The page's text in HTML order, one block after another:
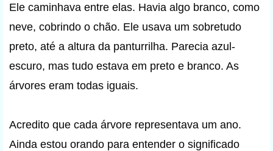
Ele caminhava entre elas. Havia algo branco, como
neve, cobrindo o chão. Ele usava um sobretudo
preto, até a altura da panturrilha. Parecia azul-
escuro, mas tudo estava em preto e branco. As
árvores eram todas iguais.
Acredito que cada árvore representava um ano.
Ainda estou orando para entender o significado